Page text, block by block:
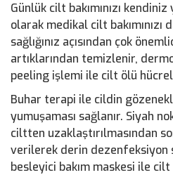
Günlük cilt bakımınızı
olarak medikal cilt bakımınızı
sağlığınız açısından çok
artıklarından temizlenir,
peeling işlemi ile cilt ölü
Buhar terapi ile cildin
yumuşaması sağlanır. Siyah
ciltten uzaklaştırılmasından
verilerek derin dezenfeksiyon
besleyici bakım maskesi ile cilt